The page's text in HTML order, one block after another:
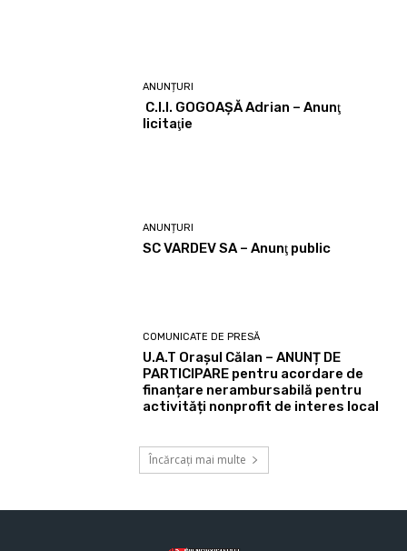
ANUNȚURI
C.I.I. GOGOAŞĂ Adrian – Anunţ
licitaţie
ANUNȚURI
SC VARDEV SA – Anunţ public
COMUNICATE DE PRESĂ
U.A.T Orașul Călan – ANUNȚ DE
PARTICIPARE pentru acordare de
finanțare nerambursabilă pentru
activități nonprofit de interes local
Încărcați mai multe